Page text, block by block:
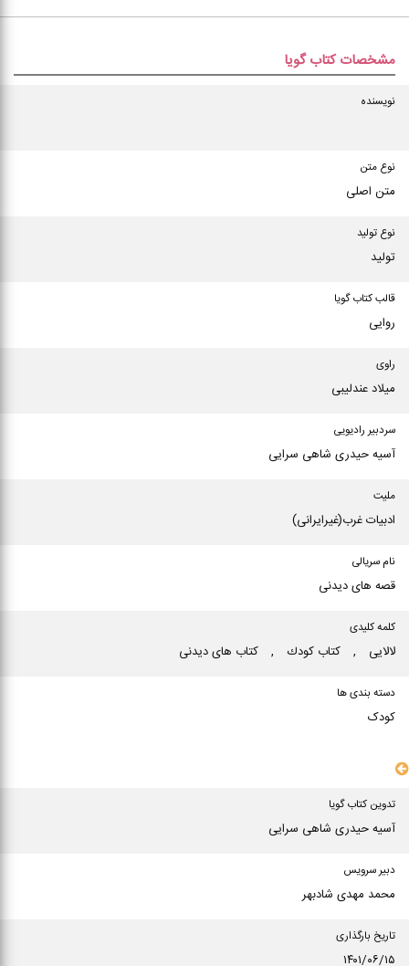
مشخصات کتاب گویا
نویسنده
نوع متن
متن اصلی
نوع تولید
تولید
قالب کتاب گویا
روایی
راوی
میلاد عندلیبی
سردبیر رادیویی
آسیه حیدری شاهی سرایی
ملیت
ادبیات غرب(غیرایرانی)
نام سریالی
قصه های دیدنی
کلمه کلیدی
لالایی , كتاب كودك , كتاب های دیدنی
دسته بندی ها
کودک
تدوین کتاب گویا
آسیه حیدری شاهی سرایی
دبیر سرویس
محمد مهدی شادبهر
تاریخ بارگذاری
۱۴۰۱/۰۶/۱۵